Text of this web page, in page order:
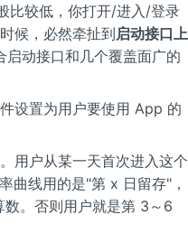
比较低，你打开/进入/登录
候，必然牵扯到启动接口上
启动接口和几个覆盖面广的
设置为用户要使用 App 的
用户从某一天首次进入这个
曲线用的是"第 x 日留存"，
。否则用户就是第 3～6